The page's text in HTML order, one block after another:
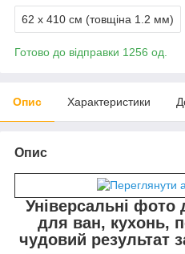
62 х 410 см (товщіна 1.2 мм)
Готово до відправки 1256 од.
Опис Характеристики
Опис
Універсальні фото
для ван, кухонь,
чудовий результат